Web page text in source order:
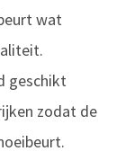
wat
geschikt
zodat de